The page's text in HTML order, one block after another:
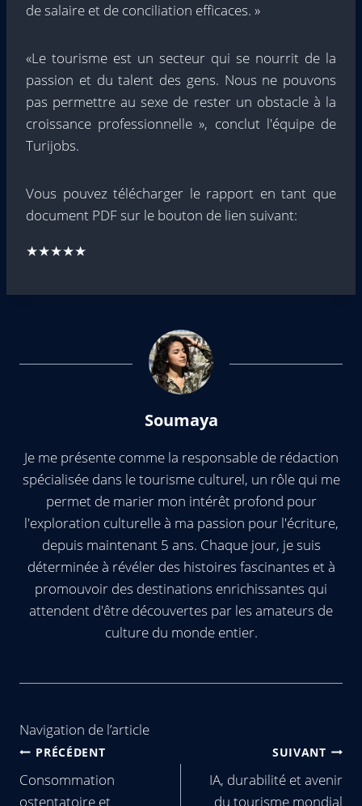
de salaire et de conciliation efficaces. »
«Le tourisme est un secteur qui se nourrit de la
passion et du talent des gens. Nous ne pouvons
pas permettre au sexe de rester un obstacle à la
croissance professionnelle », conclut l'équipe de
Turijobs.
Vous pouvez télécharger le rapport en tant que
document PDF sur le bouton de lien suivant:
★★★★★
Soumaya
Je me présente comme la responsable de rédaction
spécialisée dans le tourisme culturel, un rôle qui me
permet de marier mon intérêt profond pour
l'exploration culturelle à ma passion pour l'écriture,
depuis maintenant 5 ans. Chaque jour, je suis
déterminée à révéler des histoires fascinantes et à
promouvoir des destinations enrichissantes qui
attendent d'être découvertes par les amateurs de
culture du monde entier.
Navigation de l’article
PRÉCÉDENT
Consommation
ostentatoire et
SUIVANT
IA, durabilité et avenir
du tourisme mondial